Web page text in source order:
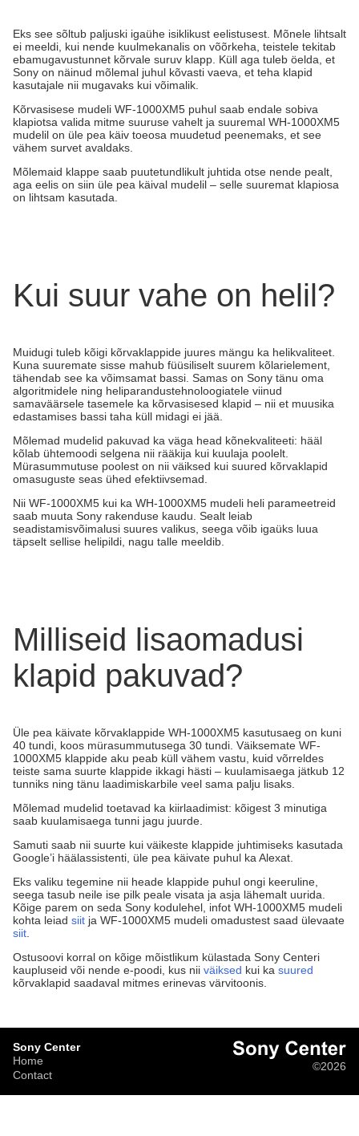
Eks see sõltub paljuski igaühe isiklikust eelistusest. Mõnele lihtsalt
ei meeldi, kui nende kuulmekanalis on võõrkeha, teistele tekitab
ebamugavustunnet kõrvale suruv klapp. Küll aga tuleb öelda, et
Sony on näinud mõlemal juhul kõvasti vaeva, et teha klapid
kasutajale nii mugavaks kui võimalik.
Kõrvasisese mudeli WF-1000XM5 puhul saab endale sobiva
klapiotsa valida mitme suuruse vahelt ja suuremal WH-1000XM5
mudelil on üle pea käiv toeosa muudetud peenemaks, et see
vähem survet avaldaks.
Mõlemaid klappe saab puutetundlikult juhtida otse nende pealt,
aga eelis on siin üle pea käival mudelil – selle suuremat klapiosa
on lihtsam kasutada.
Kui suur vahe on helil?
Muidugi tuleb kõigi kõrvaklappide juures mängu ka helikvaliteet.
Kuna suuremate sisse mahub füüsiliselt suurem kõlarielement,
tähendab see ka võimsamat bassi. Samas on Sony tänu oma
algoritmidele ning heliparandustehnoloogiatele viinud
samaväärsele tasemele ka kõrvasisesed klapid – nii et muusika
edastamises bassi taha küll midagi ei jää.
Mõlemad mudelid pakuvad ka väga head kõnekvaliteeti: hääl
kõlab ühtemoodi selgena nii rääkija kui kuulaja poolelt.
Mürasummutuse poolest on nii väiksed kui suured kõrvaklapid
omasuguste seas ühed efektiivsemad.
Nii WF-1000XM5 kui ka WH-1000XM5 mudeli heli parameetreid
saab muuta Sony rakenduse kaudu. Sealt leiab
seadistamisvõimalusi suures valikus, seega võib igaüks luua
täpselt sellise helipildi, nagu talle meeldib.
Milliseid lisaomadusi
klapid pakuvad?
Üle pea käivate kõrvaklappide WH-1000XM5 kasutusaeg on kuni
40 tundi, koos mürasummutusega 30 tundi. Väiksemate WF-
1000XM5 klappide aku peab küll vähem vastu, kuid võrreldes
teiste sama suurte klappide ikkagi hästi – kuulamisaega jätkub 12
tunniks ning tänu laadimiskarbile veel sama palju lisaks.
Mõlemad mudelid toetavad ka kiirlaadimist: kõigest 3 minutiga
saab kuulamisaega tunni jagu juurde.
Samuti saab nii suurte kui väikeste klappide juhtimiseks kasutada
Google’i häälassistenti, üle pea käivate puhul ka Alexat.
Eks valiku tegemine nii heade klappide puhul ongi keeruline,
seega tasub neile ise pilk peale visata ja asja lähemalt uurida.
Kõige parem on seda Sony kodulehel, infot WH-1000XM5 mudeli
kohta leiad siit ja WF-1000XM5 mudeli omadustest saad ülevaate
siit
Ostusoovi korral on kõige mõistlikum külastada Sony Centeri
kaupluseid või nende e-poodi, kus nii väiksed kui ka suured
kõrvaklapid saadaval mitmes erinevas värvitoonis.
Sony Center
Home
Contact
©2026